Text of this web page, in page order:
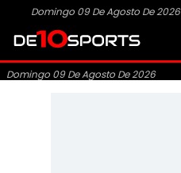
Domingo 09 De Agosto De 2026
Domingo 09 De Agosto De 2026